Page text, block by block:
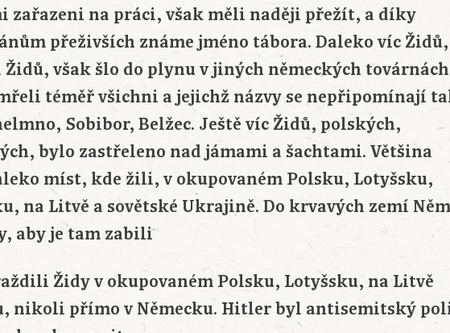
zařazeni na práci, však měli naději přežít, a díky
přeživších známe jméno tábora. Daleko víc Židů,
však šlo do plynu v jiných německých
téměř všichni a jejichž názvy se nepřipomínají
Sobibor, Belžec. Ještě víc Židů, polských,
bylo zastřeleno nad jámami a šachtami. Většina
míst, kde žili, v okupovaném Polsku, Lotyšsku,
na Litvě a sovětské Ukrajině. Do krvavých zemí
aby je tam zabili
Židy v okupovaném Polsku, Lotyšsku, na Litvě
nikoli přímo v Německu. Hitler byl antisemitský